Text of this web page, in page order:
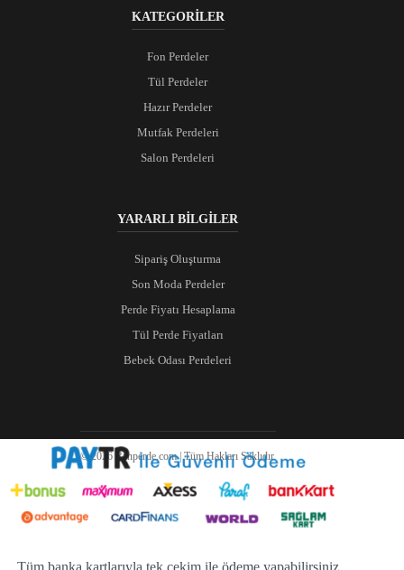
KATEGORİLER
Fon Perdeler
Tül Perdeler
Hazır Perdeler
Mutfak Perdeleri
Salon Perdeleri
YARARLI BİLGİLER
Sipariş Oluşturma
Son Moda Perdeler
Perde Fiyatı Hesaplama
Tül Perde Fiyatları
Bebek Odası Perdeleri
© 2026 Ranperde.com | Tüm Hakları Saklıdır.
Tüm banka kartlarıyla tek çekim ile ödeme yapabilirsiniz